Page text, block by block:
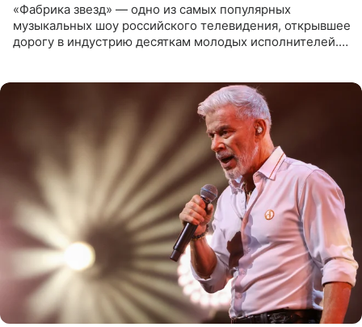
«Фабрика звезд» — одно из самых популярных
музыкальных шоу российского телевидения, открывшее
дорогу в индустрию десяткам молодых исполнителей.